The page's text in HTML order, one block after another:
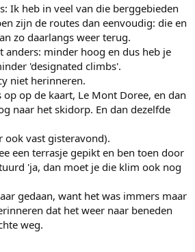
Ik heb in veel van die berggebieden
zijn de routes dan eenvoudig: die en
zo daarlangs weer terug.
anders: minder hoog en dus heb je
'designated climbs'.
niet herinneren.
op de kaart, Le Mont Doree, en dan
naar het skidorp. En dan dezelfde
ook vast gisteravond).
een terrasje gepikt en ben toen door
'ja, dan moet je die klim ook nog
gedaan, want het was immers maar
dat het weer naar beneden
weg.